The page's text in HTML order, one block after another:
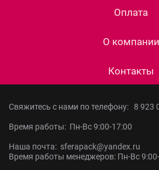
Оплата
О компании
Контакты
Свяжитесь с нами по телефону: 8 923
Время работы: Пн-Вс 9:00-17:00
Наша почта: sferapack@yandex.ru
Время работы менеджеров: Пн-Вс